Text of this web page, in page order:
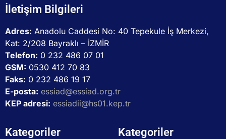
İletişim Bilgileri
Adres: Anadolu Caddesi No: 40 Tepekule İş Merkezi,
Kat: 2/208 Bayraklı – İZMİR
Telefon: 0 232 486 07 01
GSM: 0530 412 70 83
Faks: 0 232 486 19 17
E-posta: essiad@essiad.org.tr
KEP adresi: essiadii@hs01.kep.tr
Kategoriler Kategoriler